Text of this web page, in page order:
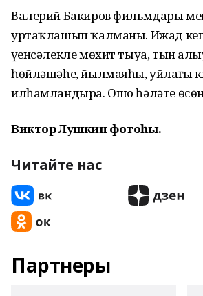
Валерий Бакиров фильмдары
уртаҡлашып ҡалманы. Ижад
үҙенсәлекле мөхит тыуа, тын
һөйләшәһе, йылмаяһы, уйлағы
илһамландыра. Ошо һәләте өсөн
Виктор Лушкин фотоһы.
Читайте нас
Партнеры